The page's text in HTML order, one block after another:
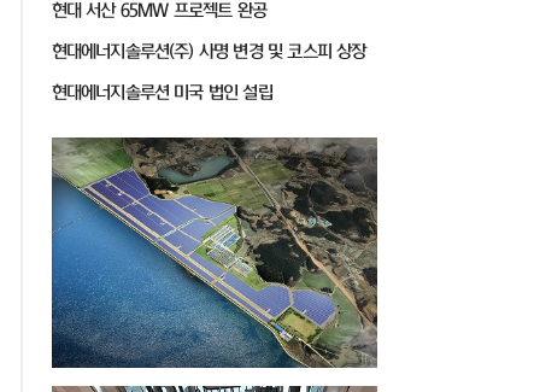
현대 서산 65MW 프로젝트 완공
현대에너지솔루션(주) 사명 변경 및 코스피 상장
현대에너지솔루션 미국 법인 설립